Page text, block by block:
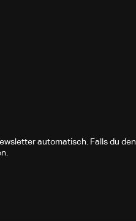
automatisch. Falls du